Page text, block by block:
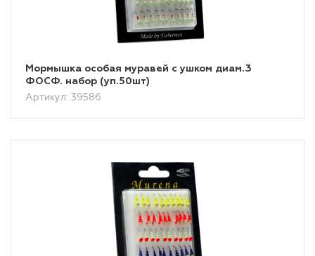
Мормышка особая муравей с ушком диам.3
ФОСФ. набор (уп.50шт)
Артикул: 39586